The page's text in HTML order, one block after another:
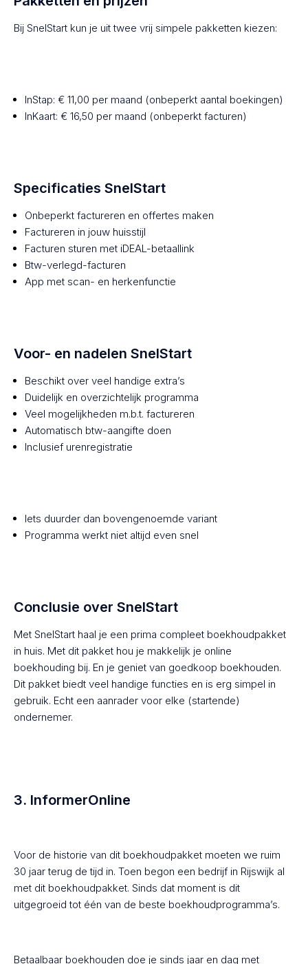
Bij SnelStart kun je uit twee vrij simpele pakketten kiezen:
InStap: € 11,00 per maand (onbeperkt aantal boekingen)
InKaart: € 16,50 per maand (onbeperkt facturen)
Specificaties SnelStart
Onbeperkt factureren en offertes maken
Factureren in jouw huisstijl
Facturen sturen met iDEAL-betaallink
Btw-verlegd-facturen
App met scan- en herkenfunctie
Voor- en nadelen SnelStart
Beschikt over veel handige extra’s
Duidelijk en overzichtelijk programma
Veel mogelijkheden m.b.t. factureren
Automatisch btw-aangifte doen
Inclusief urenregistratie
Iets duurder dan bovengenoemde variant
Programma werkt niet altijd even snel
Conclusie over SnelStart
Met SnelStart haal je een prima compleet boekhoudpakket
in huis. Met dit pakket hou je makkelijk je online
boekhouding bij. En je geniet van goedkoop boekhouden.
Dit pakket biedt veel handige functies en is erg simpel in
gebruik. Echt een aanrader voor elke (startende)
ondernemer.
3. InformerOnline
Voor de historie van dit boekhoudpakket moeten we ruim
30 jaar terug de tijd in. Toen begon een bedrijf in Rijswijk al
met dit boekhoudpakket. Sinds dat moment is dit
uitgegroeid tot één van de beste boekhoudprogramma’s.
Betaalbaar boekhouden doe je sinds jaar en dag met